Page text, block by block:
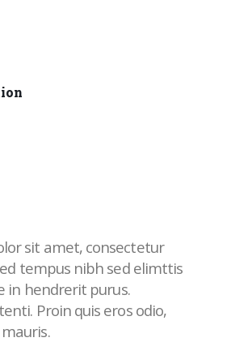
sit amet, consectetur
tempus nibh sed elimttis
in hendrerit purus.
Proin quis eros odio,